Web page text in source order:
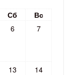
Сб
Вс
6 7
13 14